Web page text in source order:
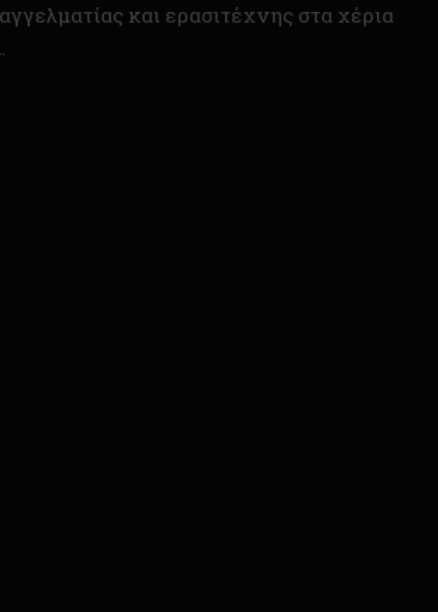
και ερασιτέχνης στα χέρια